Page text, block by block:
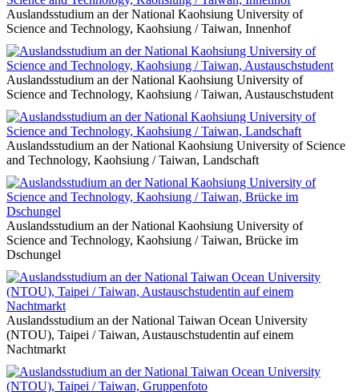
Auslandsstudium an der National Kaohsiung University of
Science and Technology, Kaohsiung / Taiwan, Innenhof
Auslandsstudium an der National Kaohsiung University of
Science and Technology, Kaohsiung / Taiwan, Austauschstudent
Auslandsstudium an der National Kaohsiung University of Science
and Technology, Kaohsiung / Taiwan, Landschaft
Auslandsstudium an der National Kaohsiung University of
Science and Technology, Kaohsiung / Taiwan, Brücke im
Dschungel
Auslandsstudium an der National Taiwan Ocean University
(NTOU), Taipei / Taiwan, Austauschstudentin auf einem
Nachtmarkt